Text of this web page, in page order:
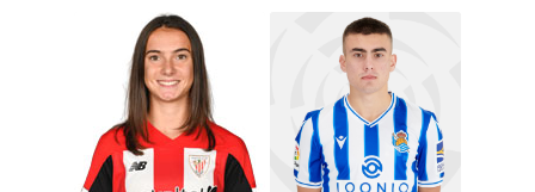
Ane Azkona
Posición:
Banda Derecha
Fecha de nacimiento:
1998-05-11
Ander Barrenetxea
Posición:
Banda Derecha
Fecha de nacimiento:
2001-12-27